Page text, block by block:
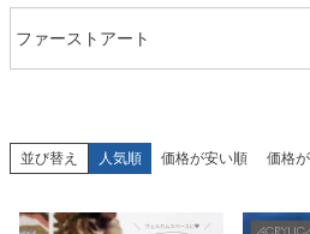
ファーストアート
並び替え 人気順 価格が安い順 価格